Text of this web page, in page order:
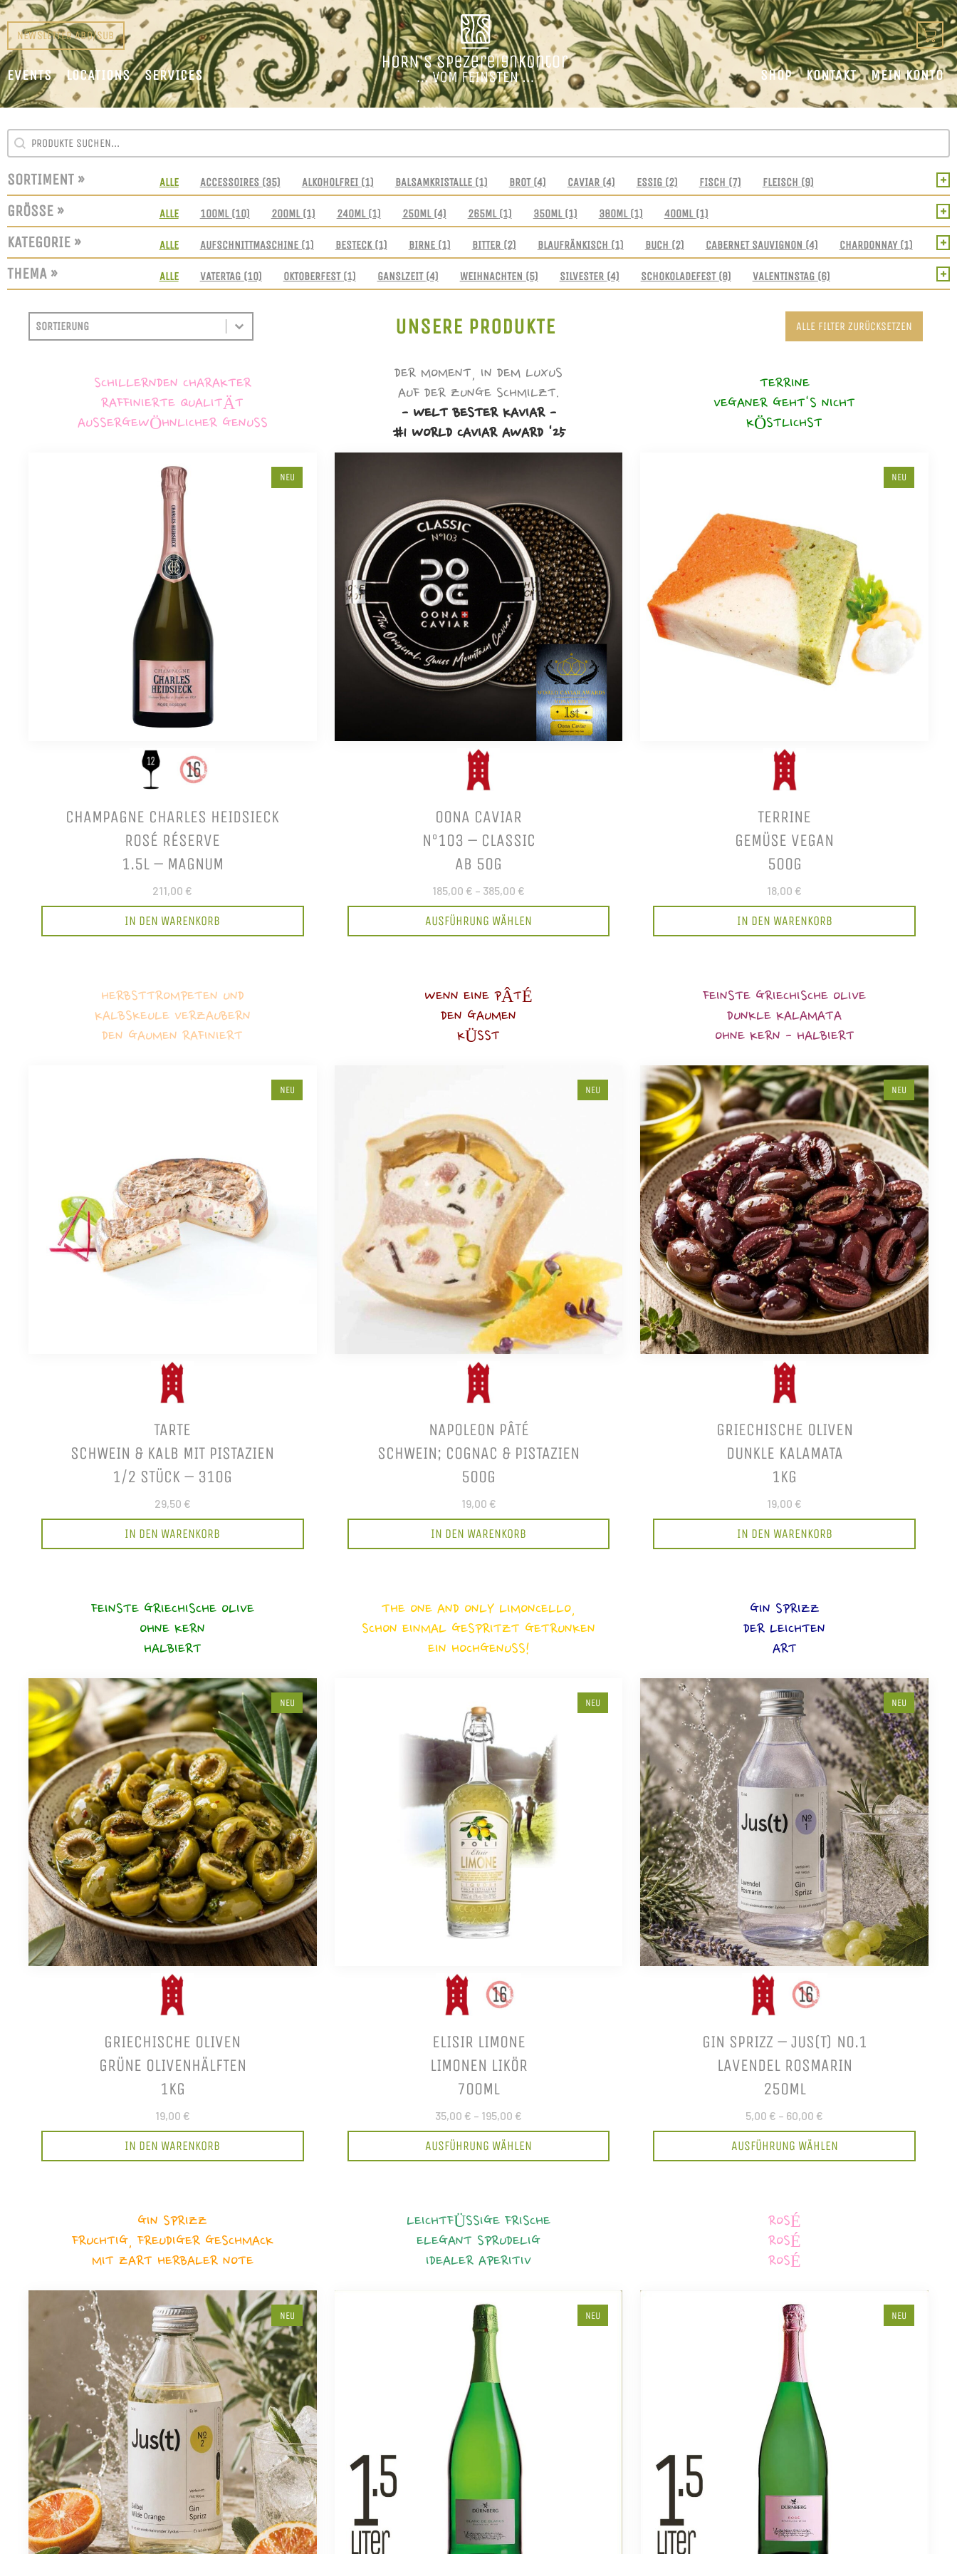
NEWSLETTER ABO/SUB
EVENTS LOCATIONS SERVICES SHOP KONTAKT MEIN KONTO
SUCHFELD
SEARCH CONTENT
SORTIMENT » SORTIMENT
ALLE ACCESSOIRES (35) ALKOHOLFREI (1) BALSAMKRISTALLE (1) BROT (4) CAVIAR (4) ESSIG (2) FISCH (7) FLEISCH (9)
+
GRÖSSE »
GRÖSSEN
ALLE 100ML (10) 200ML (1) 240ML (1) 250ML (4) 265ML (1) 350ML (1) 380ML (1) 400ML (1)
+
KATEGORIE »
KATEGORIE
ALLE AUFSCHNITTMASCHINE (1) BESTECK (1) BIRNE (1) BITTER (2) BLAUFRÄNKISCH (1) BUCH (2) CABERNET SAUVIGNON (4) CHARDONNAY (1)
+
THEMA »
THEMEN
ALLE VATERTAG (10) OKTOBERFEST (1) GANSLZEIT (4) WEIHNACHTEN (5) SILVESTER (4) SCHOKOLADEFEST (8) VALENTINSTAG (6) +
SORTIEREN
SORT CONTENT
SORT CONTENT UNSERE PRODUKTE ALLE FILTER ZURÜCKSETZEN
SCHILLERNDEN CHARAKTER
RAFFINIERTE QUALITÄT
AUSSERGEWÖHNLICHER GENUSS
NEU
CHAMPAGNE CHARLES HEIDSIECK
ROSÉ RÉSERVE
1.5L – MAGNUM
211,00 €
IN DEN WARENKORB
DER MOMENT, IN DEM LUXUS
AUF DER ZUNGE SCHMILZT.
- WELT BESTER KAVIAR -
#1 WORLD CAVIAR AWARD '25
OONA CAVIAR
N°103 – CLASSIC
AB 50G
185,00 € – 385,00 €
AUSFÜHRUNG WÄHLEN
TERRINE
VEGANER GEHT'S NICHT
KÖSTLICHST
NEU
TERRINE
GEMÜSE VEGAN
500G
18,00 €
IN DEN WARENKORB
HERBSTTROMPETEN UND
KALBSKEULE VERZAUBERN
DEN GAUMEN RAFINIERT
NEU
TARTE
SCHWEIN & KALB MIT PISTAZIEN
1/2 STÜCK – 310G
29,50 €
IN DEN WARENKORB
WENN EINE PÂTÉ
DEN GAUMEN
KÜSST
NEU
NAPOLEON PÂTÉ
SCHWEIN; COGNAC & PISTAZIEN
500G
19,00 €
IN DEN WARENKORB
FEINSTE GRIECHISCHE OLIVE
DUNKLE KALAMATA
OHNE KERN - HALBIERT
NEU
GRIECHISCHE OLIVEN
DUNKLE KALAMATA
1KG
19,00 €
IN DEN WARENKORB
FEINSTE GRIECHISCHE OLIVE
OHNE KERN
HALBIERT
NEU
GRIECHISCHE OLIVEN
GRÜNE OLIVENHÄLFTEN
1KG
19,00 €
IN DEN WARENKORB
THE ONE AND ONLY LIMONCELLO,
SCHON EINMAL GESPRITZT GETRUNKEN
EIN HOCHGENUSS!
NEU
ELISIR LIMONE
LIMONEN LIKÖR
700ML
35,00 € – 195,00 €
AUSFÜHRUNG WÄHLEN
GIN SPRIZZ
DER LEICHTEN
ART
NEU
GIN SPRIZZ – JUS(T) NO.1
LAVENDEL ROSMARIN
250ML
5,00 € – 60,00 €
AUSFÜHRUNG WÄHLEN
GIN SPRIZZ
FRUCHTIG, FREUDIGER GESCHMACK
MIT ZART HERBALER NOTE
NEU
LEICHTFÜSSIGE FRISCHE
ELEGANT SPRUDELIG
IDEALER APERITIV
NEU
ROSÉ
ROSÉ
ROSÉ
NEU